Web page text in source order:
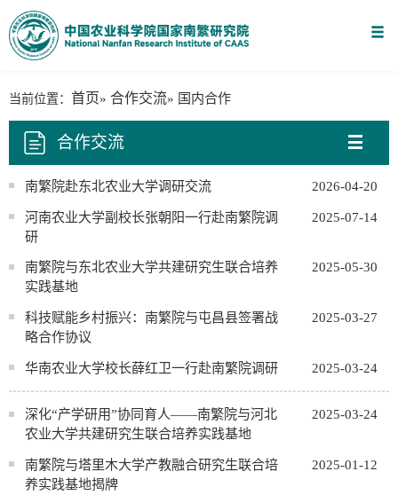
当前位置： 首页» 合作交流» 国内合作
合作交流
南繁院赴东北农业大学调研交流 2026-04-20
河南农业大学副校长张朝阳一行赴南繁院调
研
2025-07-14
南繁院与东北农业大学共建研究生联合培养
实践基地
2025-05-30
科技赋能乡村振兴：南繁院与屯昌县签署战
略合作协议
2025-03-27
华南农业大学校长薛红卫一行赴南繁院调研 2025-03-24
深化“产学研用”协同育人——南繁院与河北
农业大学共建研究生联合培养实践基地
2025-03-24
南繁院与塔里木大学产教融合研究生联合培
养实践基地揭牌
2025-01-12